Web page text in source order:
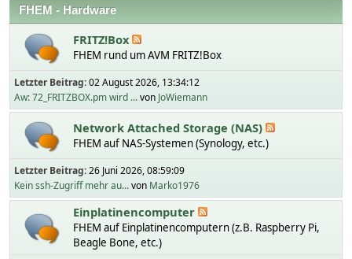
FHEM - Hardware
FRITZ!Box
FHEM rund um AVM FRITZ!Box
Letzter Beitrag:02 August 2026, 13:34:12
Aw: 72_FRITZBOX.pm wird ...von JoWiemann
Network Attached Storage (NAS)
FHEM auf NAS-Systemen (Synology, etc.)
Letzter Beitrag:26 Juni 2026, 08:59:09
Kein ssh-Zugriff mehr au...von Marko1976
Einplatinencomputer
FHEM auf Einplatinencomputern (z.B. Raspberry Pi,
Beagle Bone, etc.)